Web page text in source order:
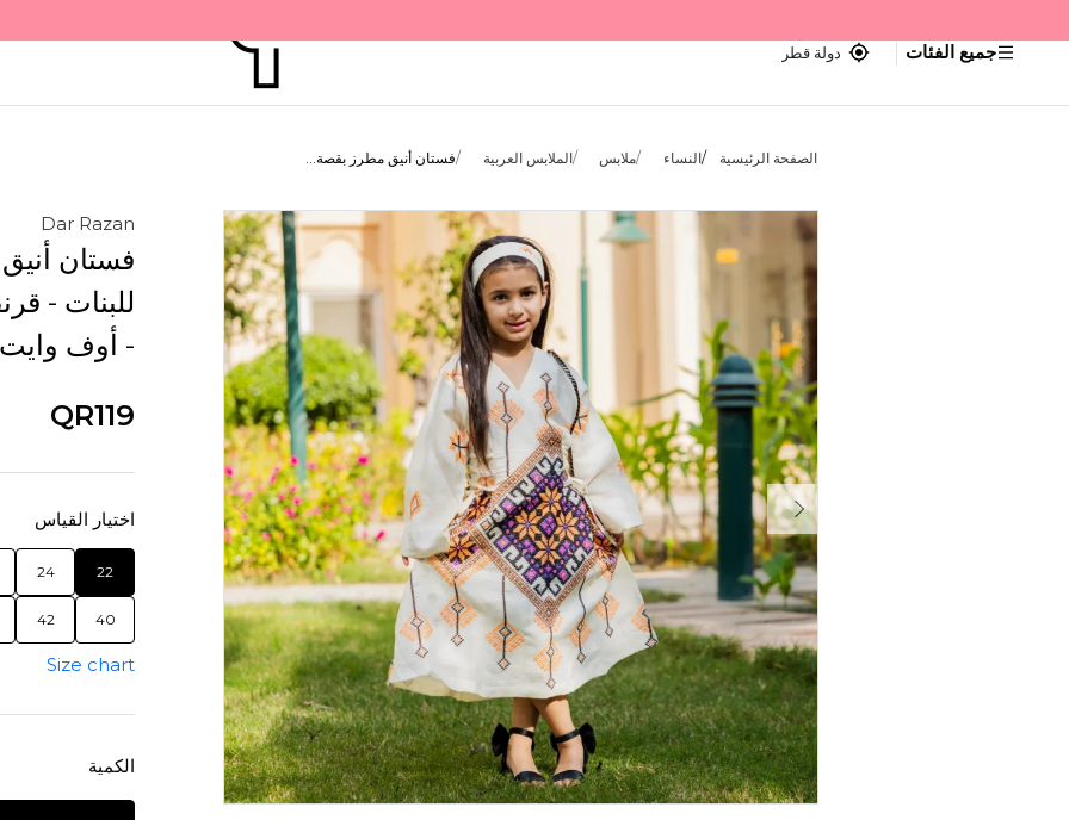
جميع الفئات دولة قطر
الصفحة الرئيسية النساء ملابس الملابس العربية فستان أنيق مطرز بقصة...
Dar Razan
فستان
للبنات -
- أوف وايت
QR119
اختيار القياس
22
24
40
42
Size chart
الكمية